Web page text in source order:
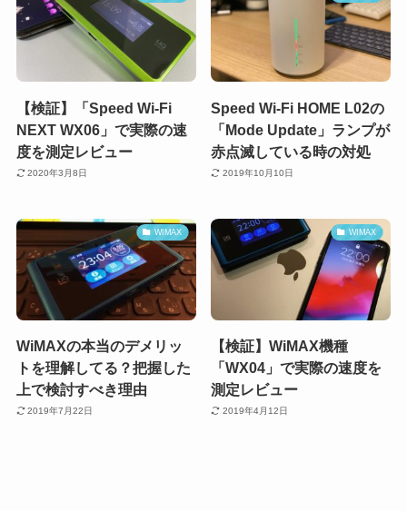
【検証】「Speed Wi-Fi
NEXT WX06」で実際の速
度を測定レビュー
2020年3月8日
Speed Wi-Fi HOME L02の
「Mode Update」ランプが
赤点滅している時の対処
2019年10月10日
WIMAX
WiMAXの本当のデメリッ
トを理解してる？把握した
上で検討すべき理由
2019年7月22日
WIMAX
【検証】WiMAX機種
「WX04」で実際の速度を
測定レビュー
2019年4月12日